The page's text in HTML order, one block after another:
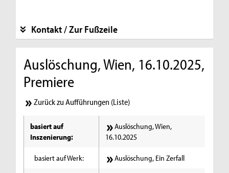
Kontakt / Zur Fußzeile
Auslöschung, Wien, 16.10.2025,
Premiere
Zurück zu Aufführungen (Liste)
basiert auf
Inszenierung:
Auslöschung, Wien,
16.10.2025
basiert auf Werk: Auslöschung, Ein Zerfall